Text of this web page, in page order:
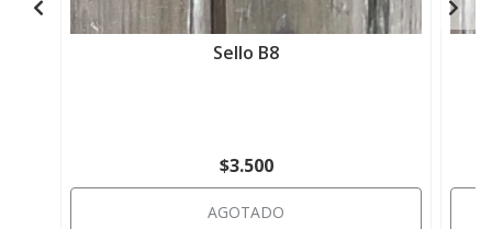
Sello B8
$3.500
AGOTADO